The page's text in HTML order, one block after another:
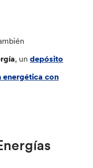
, undepósito
energética con